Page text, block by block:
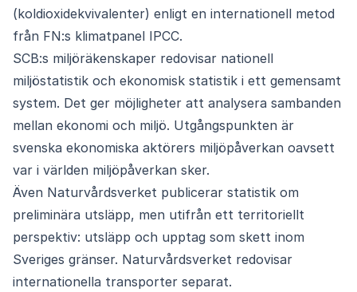
(koldioxidekvivalenter) enligt en internationell metod
från FN:s klimatpanel IPCC.
SCB:s miljöräkenskaper redovisar nationell
miljöstatistik och ekonomisk statistik i ett gemensamt
system. Det ger möjligheter att analysera sambanden
mellan ekonomi och miljö. Utgångspunkten är
svenska ekonomiska aktörers miljöpåverkan oavsett
var i världen miljöpåverkan sker.
Även Naturvårdsverket publicerar statistik om
preliminära utsläpp, men utifrån ett territoriellt
perspektiv: utsläpp och upptag som skett inom
Sveriges gränser. Naturvårdsverket redovisar
internationella transporter separat.